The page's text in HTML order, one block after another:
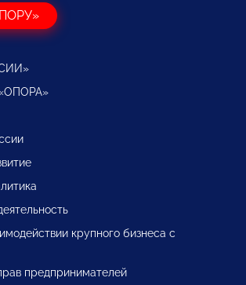
крупного бизнеса с
предпринимателей